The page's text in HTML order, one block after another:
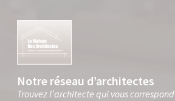
Notre réseau d’architectes
Trouvez l’architecte qui vous correspond